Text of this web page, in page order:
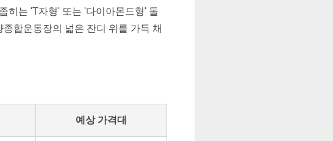
히는 'T자형' 또는 '다이아몬드형' 돌
합운동장의 넓은 잔디 위를 가득 채
예상 가격대